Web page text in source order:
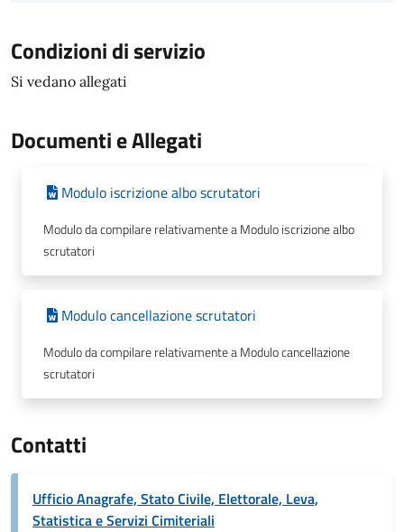
Condizioni di servizio
Si vedano allegati
Documenti e Allegati
Modulo iscrizione albo scrutatori
Modulo da compilare relativamente a Modulo iscrizione albo
scrutatori
Modulo cancellazione scrutatori
Modulo da compilare relativamente a Modulo cancellazione
scrutatori
Contatti
Ufficio Anagrafe, Stato Civile, Elettorale, Leva,
Statistica e Servizi Cimiteriali